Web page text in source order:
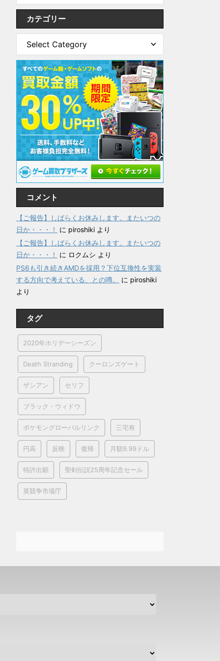
カテゴリー
コメント
【ご報告】しばらくお休みします。またいつの
日か・・・！
に piroshiki より
【ご報告】しばらくお休みします。またいつの
日か・・・！
に ロクムシ より
PS6も引き続きAMDを採用？下位互換性を実装
する方向で考えている、との噂。
に piroshiki
より
タグ
2020年ホリデーシーズン
Death Stranding クーロンズゲート
ザシアン セリフ
ブラック・ウィドウ
ポケモングローバルリンク 三宅有
円高 反映 復帰 月額9.99ドル
特許出願 聖剣伝説25周年記念セール
英競争市場庁